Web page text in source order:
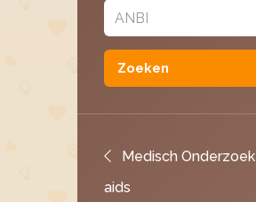
Zoeken
Medisch Onderzoek
aids